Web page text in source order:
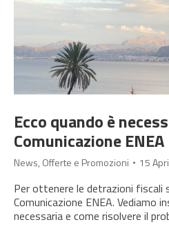
Ecco quando è
Comunicazione ENEA
News, Offerte e Promozioni 15
Per ottenere le detrazioni fiscali
Comunicazione ENEA. Vediamo
necessaria e come risolvere il